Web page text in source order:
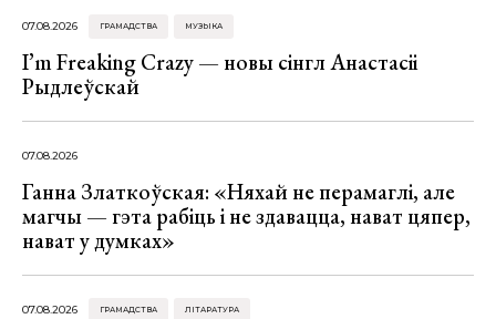
07.08.2026 ГРАМАДСТВА МУЗЫКА
I’m Freaking Crazy — новы сінгл Анастасіі
Рыдлеўскай
07.08.2026
Ганна Златкоўская: «Няхай не перамаглі, але
магчы — гэта рабіць і не здавацца, нават цяпер,
нават у думках»
07.08.2026 ГРАМАДСТВА ЛІТАРАТУРА